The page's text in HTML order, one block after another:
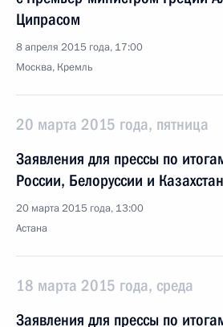
Ципрасом
8 апреля 2015 года, 17:00
Москва, Кремль
20 марта 2015 года, пятница
Заявления для прессы по
России, Белоруссии и
20 марта 2015 года, 13:00
Астана
18 марта 2015 года, среда
Заявления для прессы по